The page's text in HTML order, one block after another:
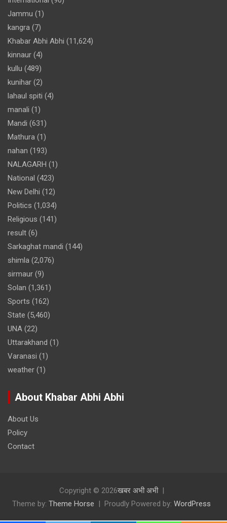
Jammu (1)
kangra (7)
Khabar Abhi Abhi (11,624)
kinnaur (4)
kullu (489)
kunihar (2)
lahaul spiti (4)
manali (1)
Mandi (631)
Mathura (1)
nahan (193)
NALAGARH (1)
National (423)
New Delhi (12)
Politics (1,034)
Religious (141)
result (6)
Sarkaghat mandi (144)
shimla (2,076)
sirmaur (9)
Solan (1,361)
Sports (162)
State (5,460)
UNA (22)
Uttarakhand (1)
Varanasi (1)
weather (1)
About Khabar Abhi Abhi
About Us
Policy
Contact
Copyright © 2026खबर अभी अभी
Theme by: Theme Horse Proudly Powered by: WordPress